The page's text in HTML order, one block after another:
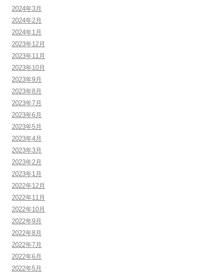
2024年3月
2024年2月
2024年1月
2023年12月
2023年11月
2023年10月
2023年9月
2023年8月
2023年7月
2023年6月
2023年5月
2023年4月
2023年3月
2023年2月
2023年1月
2022年12月
2022年11月
2022年10月
2022年9月
2022年8月
2022年7月
2022年6月
2022年5月